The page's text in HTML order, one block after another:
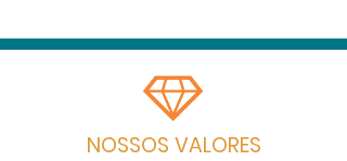
NOSSOS VALORES